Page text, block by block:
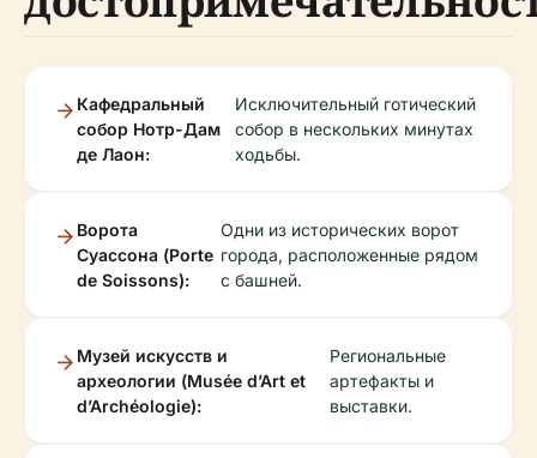
Кафедральный
собор Нотр-Дам
де Лаон:
Исключительный готический
собор в нескольких минутах
ходьбы.
Ворота
Суассона (Porte
de Soissons):
Одни из исторических ворот
города, расположенные рядом
с башней.
Музей искусств и
археологии (Musée d’Art et
d’Archéologie):
Региональные
артефакты и
выставки.